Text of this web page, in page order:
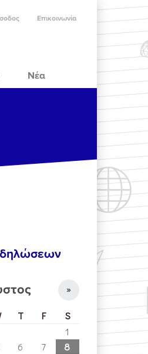
Επικοινωνία
Νέα
»
T F
S
1
6 7
8